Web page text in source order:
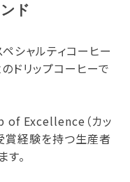
ド
ペシャルティコーヒー
ドリップコーヒーで
of Excellence（カッ
賞経験を持つ生産者
。